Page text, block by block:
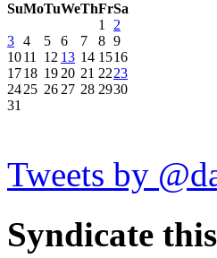
SuMoTuWeThFrSa
1
2
3 4 5 6 7 8 9
1011 12 13 14 1516
1718 19 20 21 2223
2425 26 27 28 2930
31
Tweets by
Syndicate